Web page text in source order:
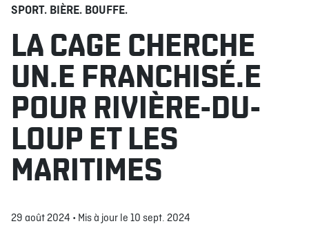
OFFRES ET PROMOTIONS
CARTES-CADEAUX
HORAIRE DES SPORTS
RÉSERVER
COMMANDER
SPORT. BIÈRE. BOUFFE.
LA CAGE CHERCHE
UN.E FRANCHISÉ.E
POUR RIVIÈRE-DU-
LOUP ET LES
MARITIMES
29 août 2024 • Mis à jour le 10 sept. 2024